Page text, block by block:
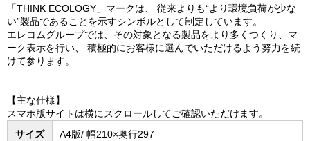
「THINK ECOLOGY」マークは、 従来よりも“より環境負荷が少な
い”製品であることを示すシンボルとして制定しています。
エレコムグループでは、その対象となる製品をより多くつくり、マ
ーク表示を行い、 積極的にお客様に選んでいただけるよう努力を続
けて参ります。
【主な仕様】
スマホ版サイトは横にスクロールしてご確認いただけます。
サイズ
A4版/ 幅210×奥行297